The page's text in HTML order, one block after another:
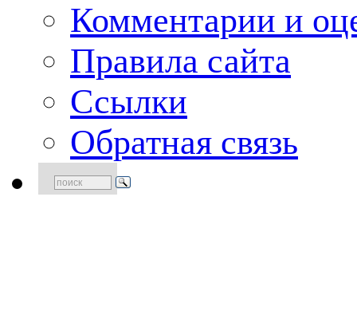
Комментарии и
Правила сайта
Ссылки
Обратная связь